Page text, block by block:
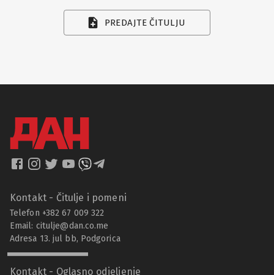
PREDAJTE ČITULJU
Kontakt - Čitulje i pomeni
Telefon +382 67 009 322
Email: citulje@dan.co.me
Adresa 13. jul bb, Podgorica
Kontakt - Oglasno odjeljenje